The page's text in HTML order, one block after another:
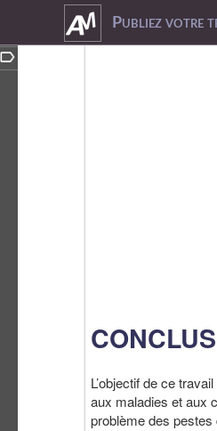
Publiez votre
L’objectif de ce
aux maladies et aux
problème des pestes